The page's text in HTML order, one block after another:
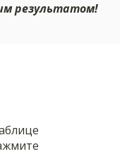
результатом!